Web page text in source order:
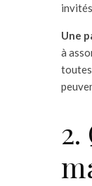
Une
à
toutes